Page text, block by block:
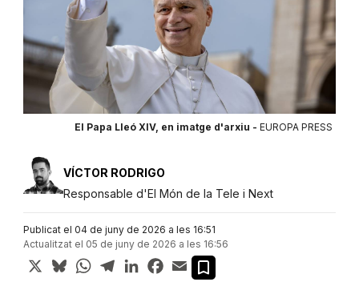
El Papa Lleó XIV, en imatge d'arxiu - EUROPA PRESS
VÍCTOR RODRIGO
Responsable d'El Món de la Tele i Next
Publicat el 04 de juny de 2026 a les 16:51
Actualitzat el 05 de juny de 2026 a les 16:56
X BlueskyWhatsApp
TelegramLinkedInFacebook
Email